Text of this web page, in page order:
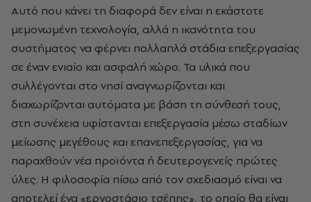
Αυτό που κάνει τη διαφορά δεν είναι η εκάστοτε
μεμονωμένη τεχνολογία, αλλά η ικανότητα του
συστήματος να φέρνει πολλαπλά στάδια επεξεργασίας
σε έναν ενιαίο και ασφαλή χώρο. Τα υλικά που
συλλέγονται στο νησί αναγνωρίζονται και
διαχωρίζονται αυτόματα με βάση τη σύνθεσή τους,
στη συνέχεια υφίστανται επεξεργασία μέσω σταδίων
μείωσης μεγέθους και επανεπεξεργασίας, για να
παραχθούν νέα προϊόντα ή δευτερογενείς πρώτες
ύλες. Η φιλοσοφία πίσω από τον σχεδιασμό είναι να
αποτελεί ένα «εργοστάσιο τσέπης», το οποίο θα είναι